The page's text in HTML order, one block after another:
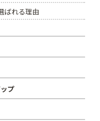
ばれる理由
プ